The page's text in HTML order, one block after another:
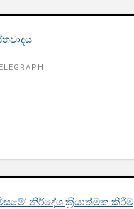
නිර්දේශ ක‍්‍රියාත්මක කිරීම